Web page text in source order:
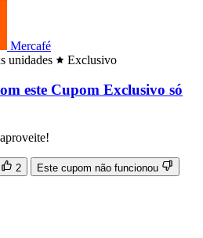
Mercafé
unidades Exclusivo
este Cupom Exclusivo só
2 Este cupom não funcionou